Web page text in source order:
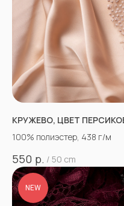
КРУЖЕВО, ЦВЕТ
100% полиэстер, 438 г/м
550 р. / 50 cm
NEW